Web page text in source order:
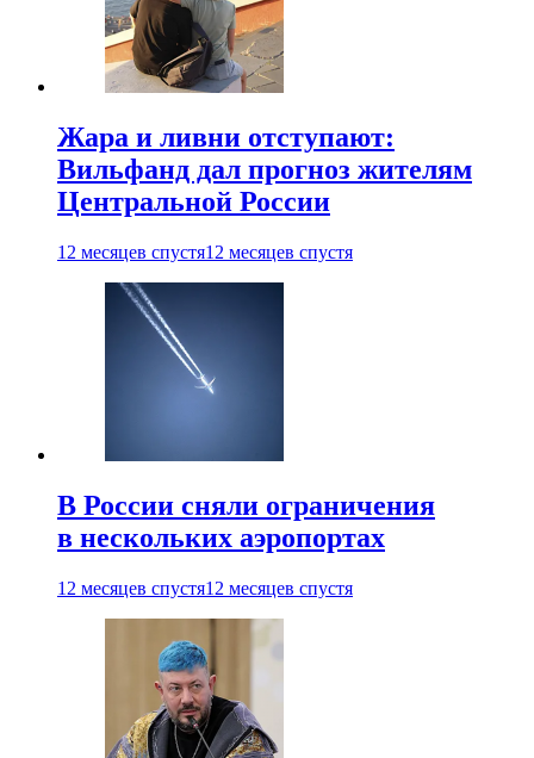
Жара и ливни отступают:
Вильфанд дал прогноз жителям
Центральной России
12 месяцев спустя12 месяцев спустя
В России сняли ограничения
в нескольких аэропортах
12 месяцев спустя12 месяцев спустя